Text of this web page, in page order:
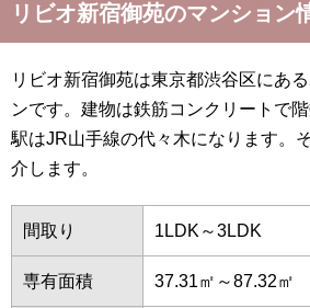
リビオ新宿御苑のマンション
リビオ新宿御苑は東京都渋谷区にあ
ンです。建物は鉄筋コンクリートで
駅はJR山手線の代々木になります。
介します。
間取り 1LDK～3LDK
専有面積 37.31㎡～87.32㎡